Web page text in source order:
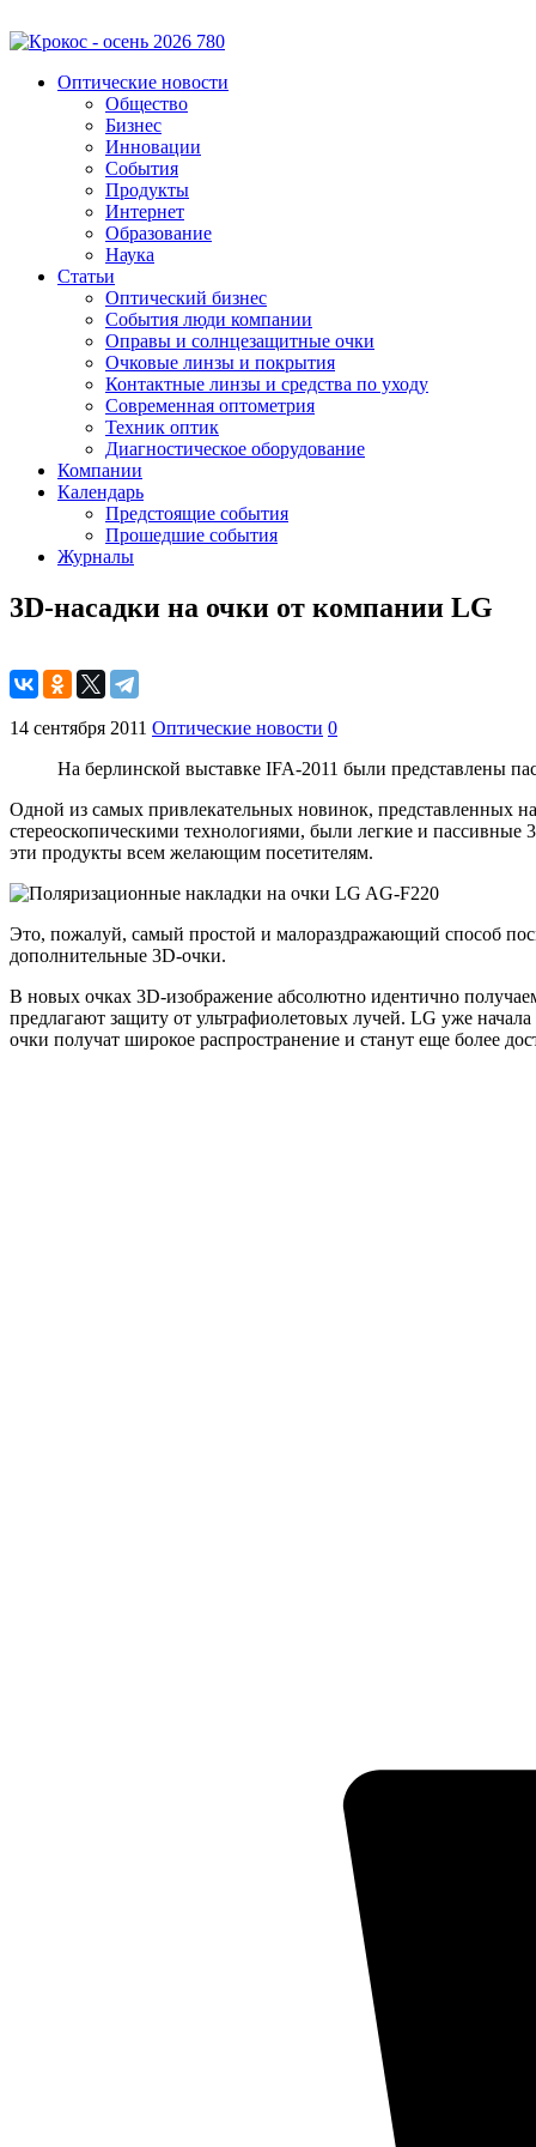
Оптические новости
Общество
Бизнес
Инновации
События
Продукты
Интернет
Образование
Наука
Статьи
Оптический бизнес
События люди компании
Оправы и солнцезащитные очки
Очковые линзы и покрытия
Контактные линзы и средства по уходу
Современная оптометрия
Техник оптик
Диагностическое оборудование
Компании
Календарь
Предстоящие события
Прошедшие события
Журналы
3D-насадки на очки от компании LG
14 сентября 2011 Оптические новости 0
На берлинской выставке IFA-2011 были представлены
Одной из самых привлекательных новинок, представленных
стереоскопическими технологиями, были легкие и пассивные
эти продукты всем желающим посетителям.
Это, пожалуй, самый простой и малораздражающий способ
дополнительные 3D-очки.
В новых очках 3D-изображение абсолютно идентично
предлагают защиту от ультрафиолетовых лучей. LG уже
очки получат широкое распространение и станут еще более